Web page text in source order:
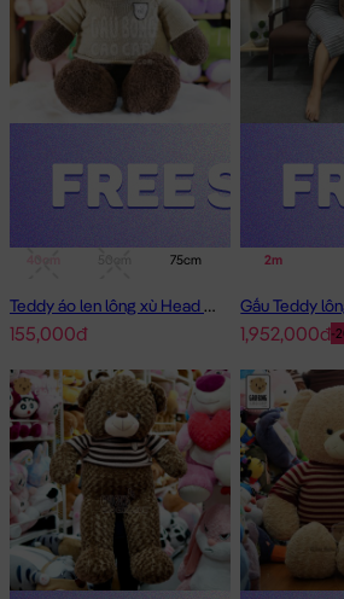
75cm
Teddy áo len lông xù Head and Tales
155,000đ
2m
-
1,952,000đ